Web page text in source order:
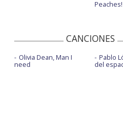
Peaches!
CANCIONES
Olivia Dean, Man I
need
Pablo
del